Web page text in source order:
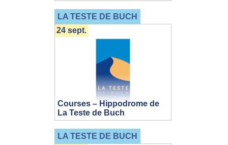
LA TESTE DE BUCH
Courses – Hippodrome de
La Teste de Buch
24 sept.
LA TESTE DE BUCH